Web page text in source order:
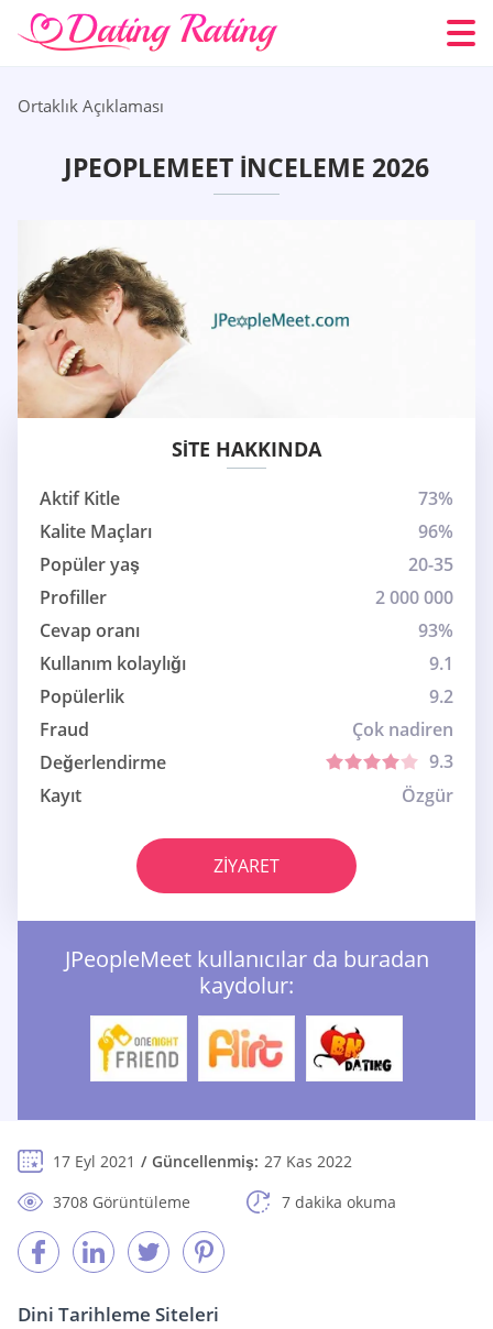
Ortaklık Açıklaması
JPEOPLEMEET İNCELEME 2026
SITE HAKKINDA
Aktif Kitle
73%
Kalite Maçları
96%
Popüler yaş
20-35
Profiller
2 000 000
Cevap oranı
93%
Kullanım kolaylığı
9.1
Popülerlik
9.2
Fraud
Çok nadiren
Değerlendirme
9.3
Kayıt
Özgür
ZIYARET
JPeopleMeet kullanıcılar da buradan
kaydolur:
17 Eyl 2021 Güncellenmiş: 27 Kas 2022
3708 Görüntüleme
7 dakika okuma
Dini Tarihleme Siteleri